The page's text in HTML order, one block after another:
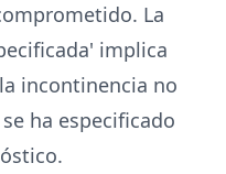
La
implica
incontinencia no
ha especificado